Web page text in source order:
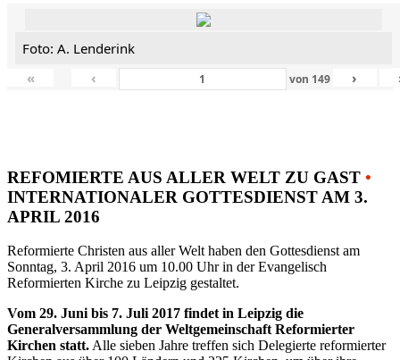
Foto: A. Lenderink
«
‹ von 149 ›
REFOMIERTE AUS ALLER WELT ZU GAST •
INTERNATIONALER GOTTESDIENST AM 3.
APRIL 2016
Reformierte Christen aus aller Welt haben den Gottesdienst am
Sonntag, 3. April 2016 um 10.00 Uhr in der Evangelisch
Reformierten Kirche zu Leipzig gestaltet.
Vom 29. Juni bis 7. Juli 2017 findet in Leipzig die
Generalversammlung der Weltgemeinschaft Reformierter
Kirchen statt.Alle sieben Jahre treffen sich Delegierte reformierter